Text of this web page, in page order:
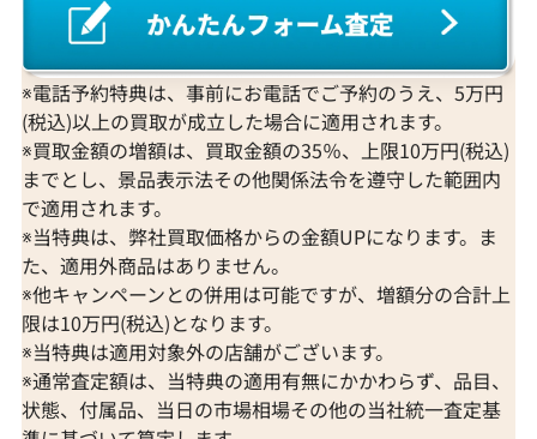
参考買取価格
1,274,000
2026年3月11日時点
参考買取価格
2026年2月11日
※電話予約特典は、事前にお電話でご予約のうえ、5万円
(税込)以上の買取が成立した場合に適用されます。
※買取金額の増額は、買取金額の35％、上限10万円(税込)
までとし、景品表示法その他関係法令を遵守した範囲内
で適用されます。
※当特典は、弊社買取価格からの金額UPになります。ま
た、適用外商品はありません。
※他キャンペーンとの併用は可能ですが、増額分の合計上
限は10万円(税込)となります。
※当特典は適用対象外の店舗がございます。
※通常査定額は、当特典の適用有無にかかわらず、品目、
状態、付属品、当日の市場相場その他の当社統一査定基